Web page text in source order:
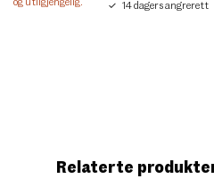
14 dagers angrerett
Relaterte